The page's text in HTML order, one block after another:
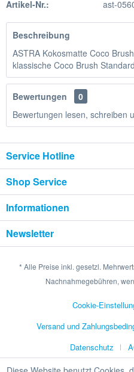
Artikel-Nr.: ast-
Beschreibung
ASTRA Kokosmatte Coco
klassische Coco Brush
Bewertungen
0
Bewertungen lesen, schreiben
Service Hotline
Shop Service
Informationen
Newsletter
* Alle Preise inkl. gesetzl.
Nachnahmegebühren,
Cookie-
Versand und
Datenschutz